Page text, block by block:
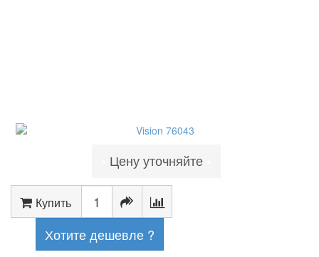
Цену уточняйте
Купить
Хотите дешевле ?